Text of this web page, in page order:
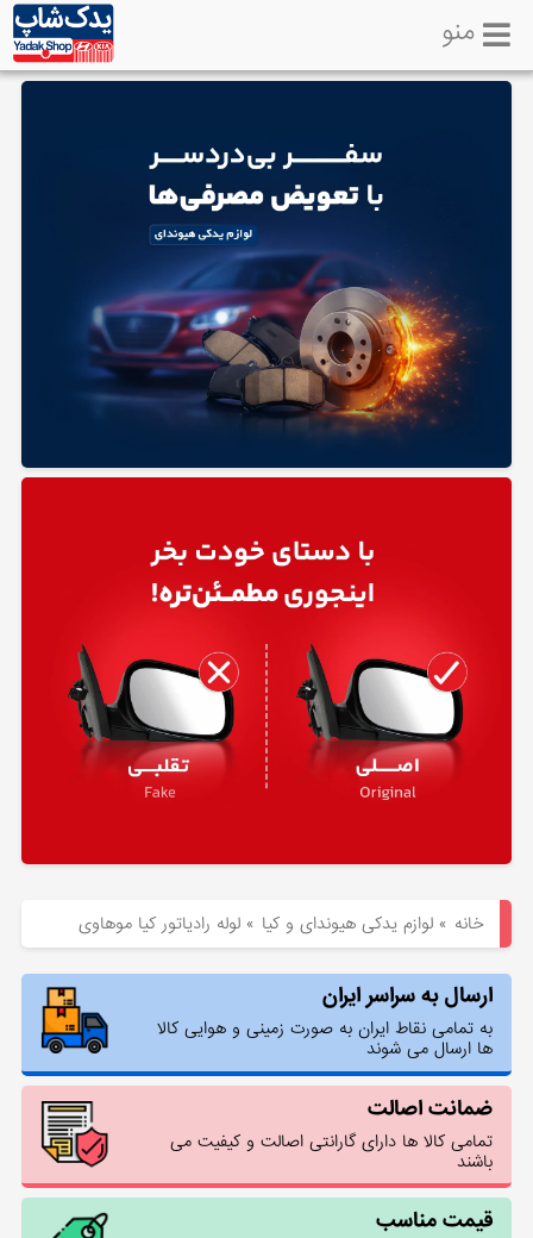
لوازم
منو
خانه »لوازم یدکی هیوندای و کیا »لوله رادیاتور کیا موهاوی
ارسال به سراسر ایران
به تمامی نقاط ایران به صورت زمینی و هوایی کالا
ها ارسال می شوند
ضمانت اصالت
تمامی کالا ها دارای گارانتی اصالت و کیفیت می
باشند
قیمت مناسب